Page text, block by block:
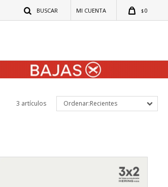
$0
3 artículos Recientes